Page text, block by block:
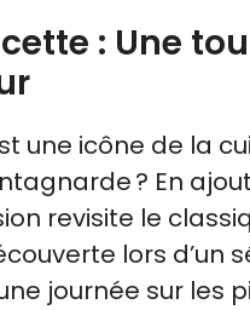
: Une
une icône de la
? En
revisite le
lors
journée sur les